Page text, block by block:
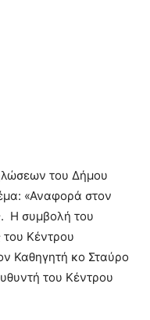
του Δήμου
«Αναφορά στον
Η συμβολή του
Κέντρου
Καθηγητή κο Σταύρο
του Κέντρου